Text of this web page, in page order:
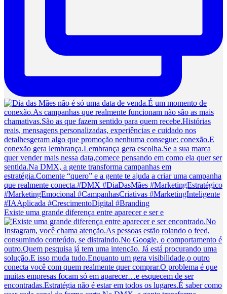
Existe uma grande diferença entre aparecer e ser e